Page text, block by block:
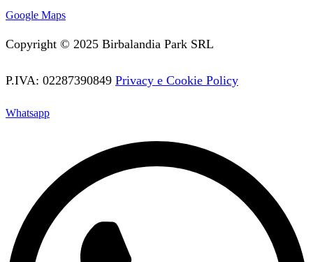
Facebook
Twitter
Instagram
Youtube
Vimeo
Google Maps
Copyright © 2025 Birbalandia Park SRL
P.IVA: 02287390849 Privacy e Cookie Policy
Whatsapp